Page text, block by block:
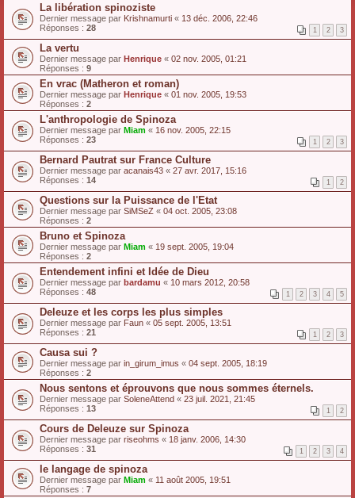
La libération spinoziste
Dernier message par Krishnamurti « 13 déc. 2006, 22:46
Réponses : 28 1 2 3
La vertu
Dernier message par Henrique « 02 nov. 2005, 01:21
Réponses : 9
En vrac (Matheron et roman)
Dernier message par Henrique « 01 nov. 2005, 19:53
Réponses : 2
L'anthropologie de Spinoza
Dernier message par Miam « 16 nov. 2005, 22:15
Réponses : 23 1 2 3
Bernard Pautrat sur France Culture
Dernier message par acanais43 « 27 avr. 2017, 15:16
Réponses : 14 1 2
Questions sur la Puissance de l'Etat
Dernier message par SiMSeZ « 04 oct. 2005, 23:08
Réponses : 2
Bruno et Spinoza
Dernier message par Miam « 19 sept. 2005, 19:04
Réponses : 2
Entendement infini et Idée de Dieu
Dernier message par bardamu « 10 mars 2012, 20:58
Réponses : 48 1 2 3 4 5
Deleuze et les corps les plus simples
Dernier message par Faun « 05 sept. 2005, 13:51
Réponses : 21 1 2 3
Causa sui ?
Dernier message par in_girum_imus « 04 sept. 2005, 18:19
Réponses : 2
Nous sentons et éprouvons que nous sommes éternels.
Dernier message par SoleneAttend « 23 juil. 2021, 21:45
Réponses : 13 1 2
Cours de Deleuze sur Spinoza
Dernier message par riseohms « 18 janv. 2006, 14:30
Réponses : 31 1 2 3 4
le langage de spinoza
Dernier message par Miam « 11 août 2005, 19:51
Réponses : 7